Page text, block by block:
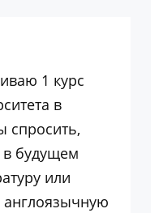
1 курс
в
спросить,
в будущем
или